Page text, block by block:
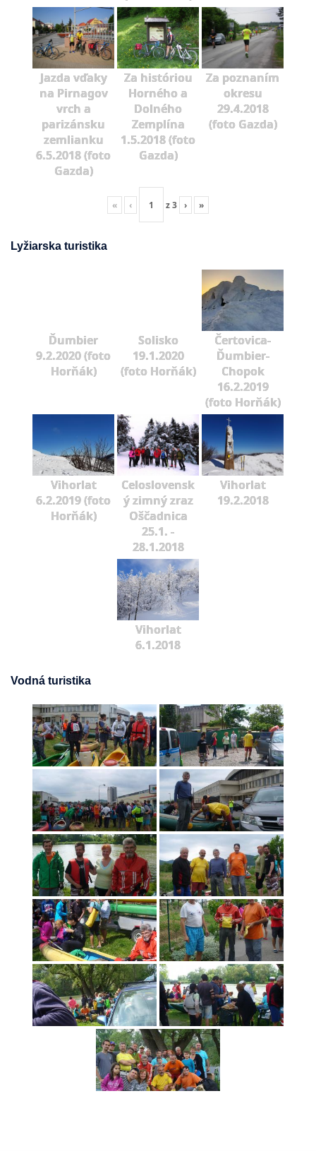
Jazda vďaky
na Pirnagov
vrch a
parizánsku
zemlianku
6.5.2018 (foto
Gazda)
Za históriou
Horného a
Dolného
Zemplína
1.5.2018 (foto
Gazda)
Za poznaním
okresu
29.4.2018
(foto Gazda)
« ‹ z3 › »
Lyžiarska turistika
Ďumbier
9.2.2020 (foto
Horňák)
Solisko
19.1.2020
(foto Horňák)
Čertovica-
Ďumbier-
Chopok
16.2.2019
(foto Horňák)
Vihorlat
6.2.2019 (foto
Horňák)
Celoslovensk
ý zimný zraz
Oščadnica
25.1. -
28.1.2018
Vihorlat
19.2.2018
Vihorlat
6.1.2018
Vodná turistika